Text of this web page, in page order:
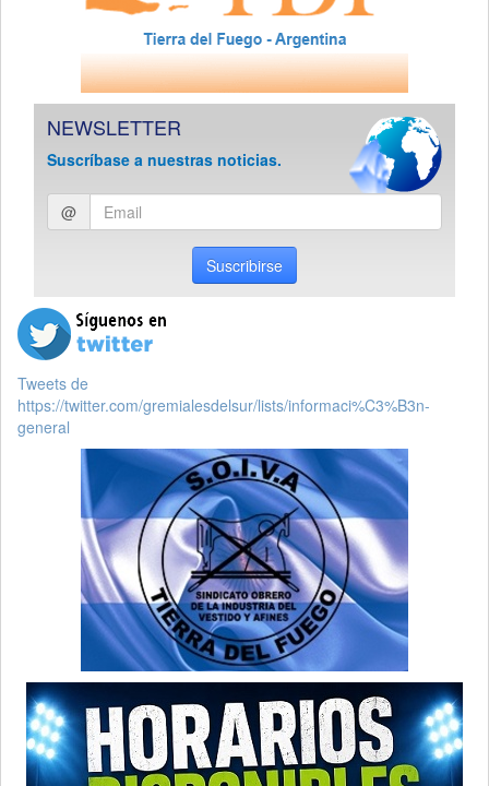
NEWSLETTER
Suscríbase a nuestras noticias.
Ingresar
email
@
Suscribirse
Tweets de
https://twitter.com/gremialesdelsur/lists/informaci%C3%B3n-
general